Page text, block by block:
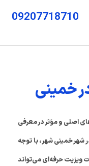
09207718710
خمینی
اصلی و مؤثر در معرفی
شهر خمینی شهر، با توجه
ویزیت حرفه‌ای می‌تواند